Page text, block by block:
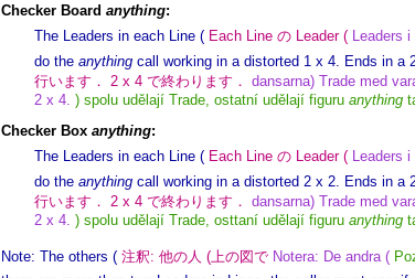
Checker Board anything:
The Leaders in each Line ( Each Line の Leader ( Leaders
do the anything call working in a distorted 1 x 4. Ends in a
行います． 2 x 4 で終わります． dansarna) Trade med
2 x 4. ) spolu udělají Trade, ostatní udělají figuru anything
Checker Box anything:
The Leaders in each Line ( Each Line の Leader ( Leaders
do the anything call working in a distorted 2 x 2. Ends in a
行います． 2 x 4 で終わります． dansarna) Trade med
2 x 4. ) spolu udělají Trade, osttaní udělají figuru anything
Note: The others ( 注釈: 他の人 (上の図で Notera: De andra (